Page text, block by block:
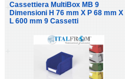
Cassettiera MultiBox MB 9
Dimensioni H 76 mm X P 68 mm X
L 600 mm 9 Cassetti